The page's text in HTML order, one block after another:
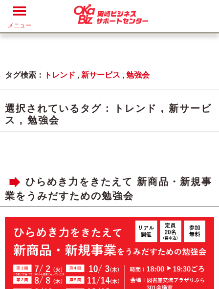
メニュー
タグ検索： トレンド , 新サービス , 勉強会
選択されているタグ : トレンド , 新サービ
ス , 勉強会
ひらめき力をきたえて 新商品・新規事
業をうみだすための勉強会